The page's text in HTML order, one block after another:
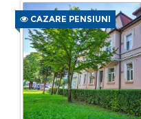
CAZARE PENSIUNI